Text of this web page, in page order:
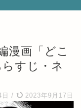
漫画「どこ
すじ・ネ
/ 2023年9月17日